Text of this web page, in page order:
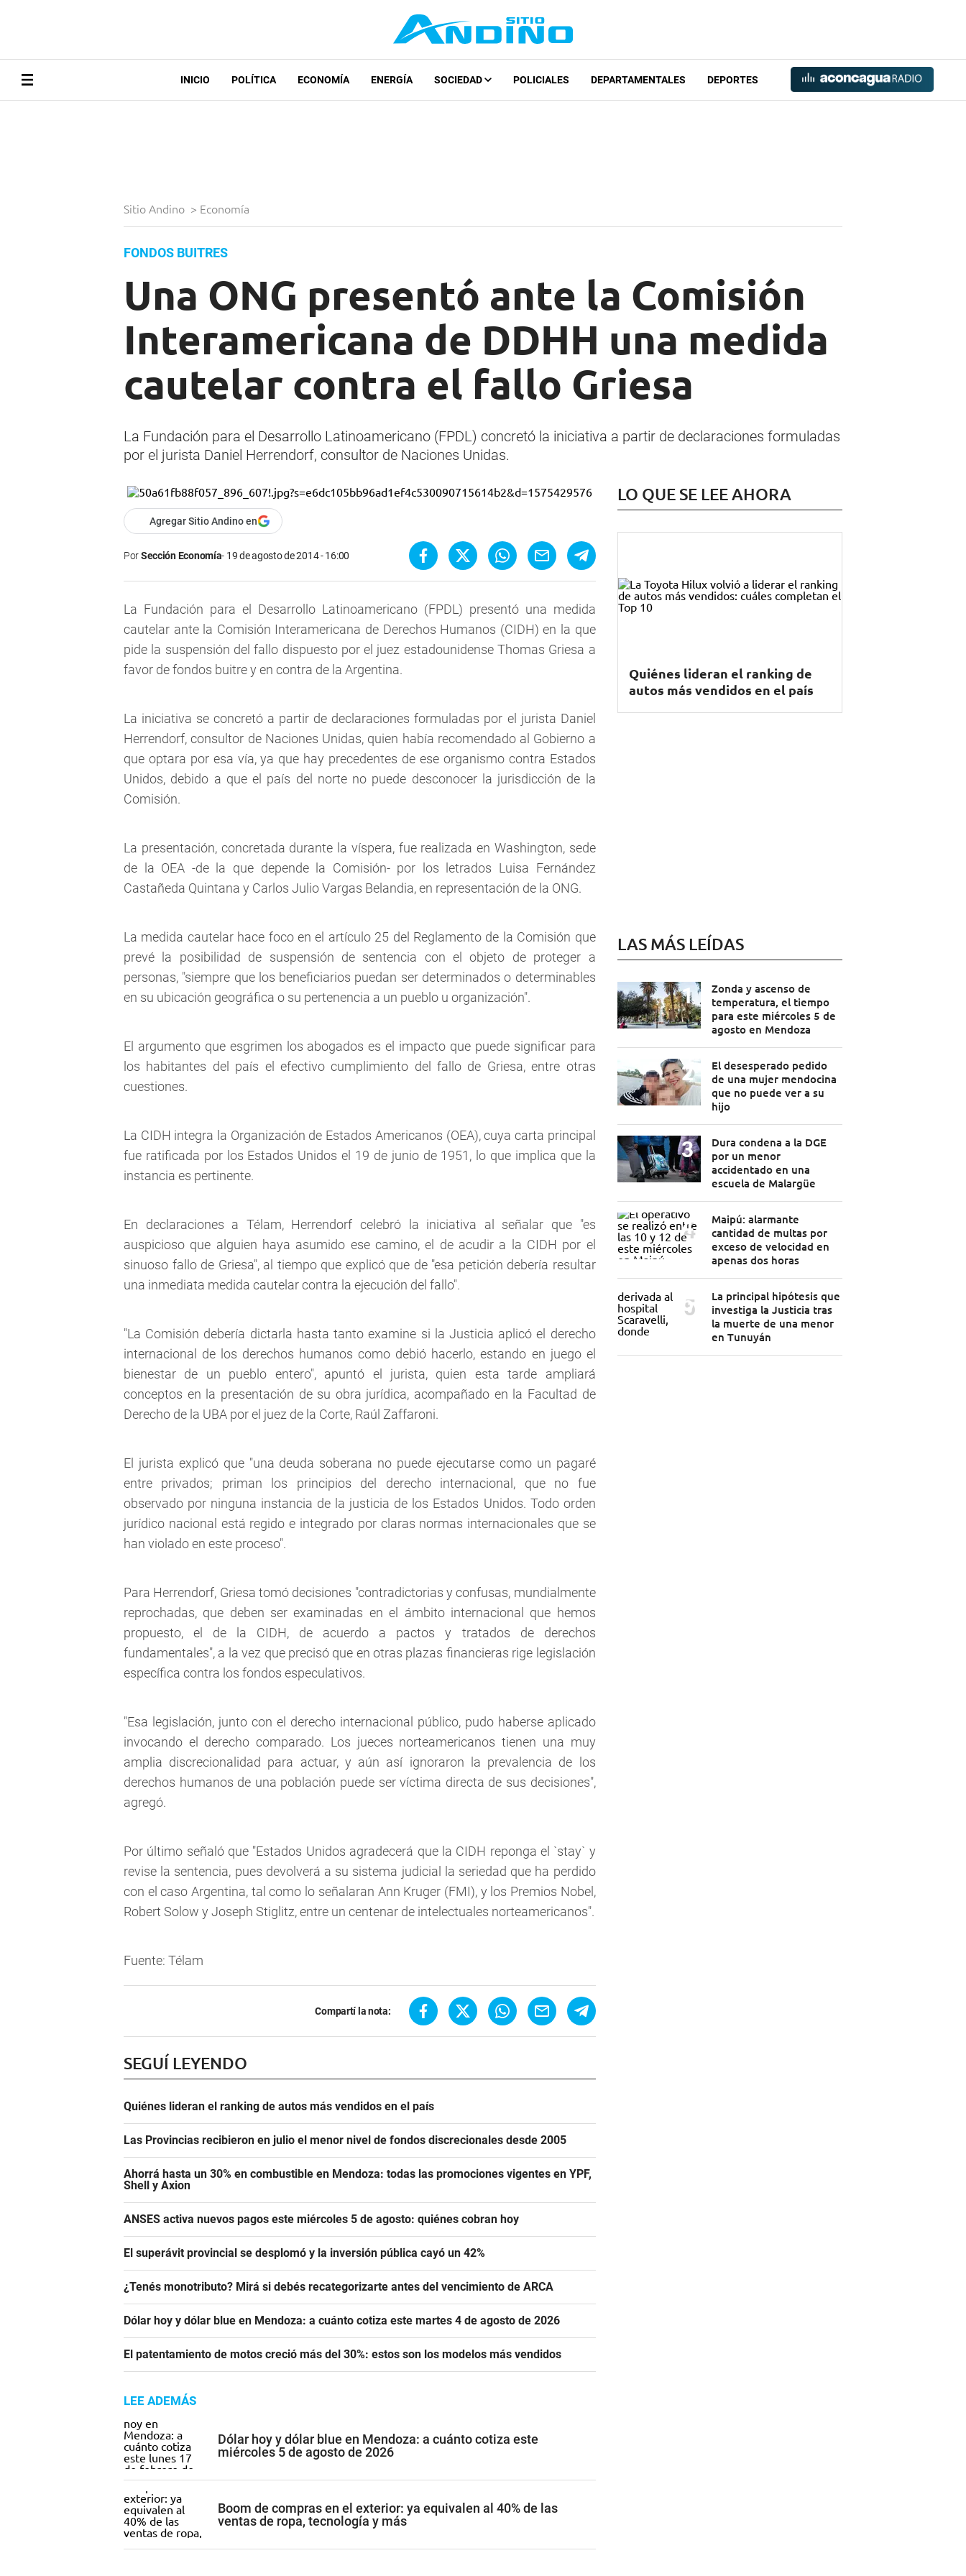
INICIO POLÍTICA ECONOMÍA ENERGÍA SOCIEDAD POLICIALES DEPARTAMENTALES DEPORTES
Sitio Andino > Economía
FONDOS BUITRES
Una ONG presentó ante la Comisión
Interamericana de DDHH una medida
cautelar contra el fallo Griesa
La Fundación para el Desarrollo Latinoamericano (FPDL) concretó la iniciativa a partir de declaraciones formuladas
por el jurista Daniel Herrendorf, consultor de Naciones Unidas.
Agregar Sitio Andino en
PorSección Economía 19 de agosto de 2014 - 16:00
La Fundación para el Desarrollo Latinoamericano (FPDL) presentó una medida
cautelar ante la Comisión Interamericana de Derechos Humanos (CIDH) en la que
pide la suspensión del fallo dispuesto por el juez estadounidense Thomas Griesa a
favor de fondos buitre y en contra de la Argentina.
La iniciativa se concretó a partir de declaraciones formuladas por el jurista Daniel
Herrendorf, consultor de Naciones Unidas, quien había recomendado al Gobierno a
que optara por esa vía, ya que hay precedentes de ese organismo contra Estados
Unidos, debido a que el país del norte no puede desconocer la jurisdicción de la
Comisión.
La presentación, concretada durante la víspera, fue realizada en Washington, sede
de la OEA -de la que depende la Comisión- por los letrados Luisa Fernández
Castañeda Quintana y Carlos Julio Vargas Belandia, en representación de la ONG.
La medida cautelar hace foco en el artículo 25 del Reglamento de la Comisión que
prevé la posibilidad de suspensión de sentencia con el objeto de proteger a
personas, "siempre que los beneficiarios puedan ser determinados o determinables
en su ubicación geográfica o su pertenencia a un pueblo u organización".
El argumento que esgrimen los abogados es el impacto que puede significar para
los habitantes del país el efectivo cumplimiento del fallo de Griesa, entre otras
cuestiones.
La CIDH integra la Organización de Estados Americanos (OEA), cuya carta principal
fue ratificada por los Estados Unidos el 19 de junio de 1951, lo que implica que la
instancia es pertinente.
En declaraciones a Télam, Herrendorf celebró la iniciativa al señalar que "es
auspicioso que alguien haya asumido ese camino, el de acudir a la CIDH por el
sinuoso fallo de Griesa", al tiempo que explicó que de "esa petición debería resultar
una inmediata medida cautelar contra la ejecución del fallo".
"La Comisión debería dictarla hasta tanto examine si la Justicia aplicó el derecho
internacional de los derechos humanos como debió hacerlo, estando en juego el
bienestar de un pueblo entero", apuntó el jurista, quien esta tarde ampliará
conceptos en la presentación de su obra jurídica, acompañado en la Facultad de
Derecho de la UBA por el juez de la Corte, Raúl Zaffaroni.
El jurista explicó que "una deuda soberana no puede ejecutarse como un pagaré
entre privados; priman los principios del derecho internacional, que no fue
observado por ninguna instancia de la justicia de los Estados Unidos. Todo orden
jurídico nacional está regido e integrado por claras normas internacionales que se
han violado en este proceso".
Para Herrendorf, Griesa tomó decisiones "contradictorias y confusas, mundialmente
reprochadas, que deben ser examinadas en el ámbito internacional que hemos
propuesto, el de la CIDH, de acuerdo a pactos y tratados de derechos
fundamentales", a la vez que precisó que en otras plazas financieras rige legislación
específica contra los fondos especulativos.
"Esa legislación, junto con el derecho internacional público, pudo haberse aplicado
invocando el derecho comparado. Los jueces norteamericanos tienen una muy
amplia discrecionalidad para actuar, y aún así ignoraron la prevalencia de los
derechos humanos de una población puede ser víctima directa de sus decisiones",
agregó.
Por último señaló que "Estados Unidos agradecerá que la CIDH reponga el `stay` y
revise la sentencia, pues devolverá a su sistema judicial la seriedad que ha perdido
con el caso Argentina, tal como lo señalaran Ann Kruger (FMI), y los Premios Nobel,
Robert Solow y Joseph Stiglitz, entre un centenar de intelectuales norteamericanos".
Fuente: Télam
Compartí la nota:
SEGUÍ LEYENDO
Quiénes lideran el ranking de autos más vendidos en el país
Las Provincias recibieron en julio el menor nivel de fondos discrecionales desde 2005
Ahorrá hasta un 30% en combustible en Mendoza: todas las promociones vigentes en YPF,
Shell y Axion
ANSES activa nuevos pagos este miércoles 5 de agosto: quiénes cobran hoy
El superávit provincial se desplomó y la inversión pública cayó un 42%
¿Tenés monotributo? Mirá si debés recategorizarte antes del vencimiento de ARCA
Dólar hoy y dólar blue en Mendoza: a cuánto cotiza este martes 4 de agosto de 2026
El patentamiento de motos creció más del 30%: estos son los modelos más vendidos
LEE ADEMÁS
Dólar hoy y dólar blue en Mendoza: a cuánto cotiza este
miércoles 5 de agosto de 2026
Boom de compras en el exterior: ya equivalen al 40% de las
ventas de ropa, tecnología y más
LO QUE SE LEE AHORA
Quiénes lideran el ranking de
autos más vendidos en el país
LAS MÁS LEÍDAS
Zonda y ascenso de
temperatura, el tiempo
para este miércoles 5 de
agosto en Mendoza
El desesperado pedido
de una mujer mendocina
que no puede ver a su
hijo
Dura condena a la DGE
por un menor
accidentado en una
escuela de Malargüe
Maipú: alarmante
cantidad de multas por
exceso de velocidad en
apenas dos horas
La principal hipótesis que
investiga la Justicia tras
la muerte de una menor
en Tunuyán